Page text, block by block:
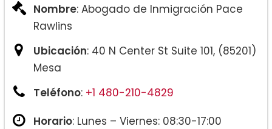
Nombre: Abogado de Inmigración Pace
Rawlins
Ubicación: 40 N Center St Suite 101, (85201)
Mesa
Teléfono: +1 480-210-4829
Horario: Lunes – Viernes: 08:30-17:00